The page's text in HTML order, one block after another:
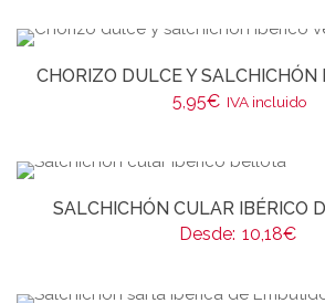
CHORIZO DULCE Y SALCHICHÓN
5,95€ IVA incluido
SALCHICHÓN CULAR IBÉRICO
Desde: 10,18€